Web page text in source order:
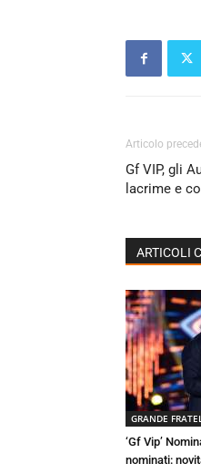
Articolo
Gf VIP, gli
lacrime e
ARTICOLI
GRANDE
‘Gf Vip’
nominati: